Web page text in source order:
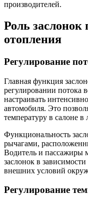
производителей.
Роль заслонок
отопления
Регулирование
Главная функция
регулировании потока
настраивать
автомобиля. Это
температуру в салоне
Функциональность
рычагами,
Водитель и пассажиры
заслонок в
внешних условий
Регулирование